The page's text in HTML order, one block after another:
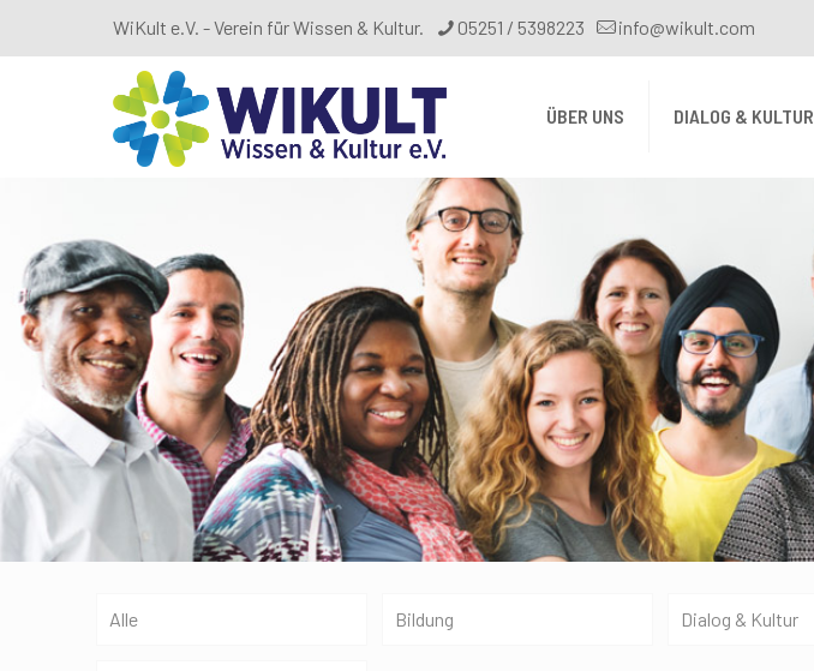
WiKult e.V. - Verein für Wissen & Kultur. 05251 / 5398223 info@wikult.com
ÜBER UNS DIALOG & KULTUR
Alle Bildung Dialog & Kultur